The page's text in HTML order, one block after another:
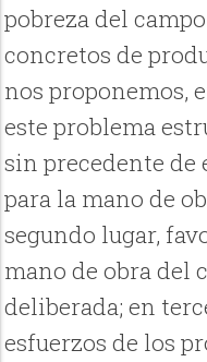
pobreza del
concretos de
nos proponemos,
este problema
sin precedente de
para la mano de
segundo lugar,
mano de obra del
deliberada; en
esfuerzos de los